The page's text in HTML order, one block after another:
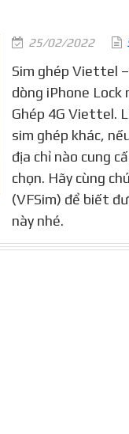
25/02/2022
Sim ghép Viettel
dòng iPhone Lock
Ghép 4G Viettel.
sim ghép khác,
địa chỉ nào cung
chọn. Hãy cùng
(VFSim) để biết
này nhé.